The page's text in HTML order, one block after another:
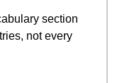
section
not every